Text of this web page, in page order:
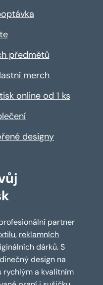
předmětů
merch
online od 1 ks
designy
partner
, reklamních
dárků. S
design na
a kvalitním